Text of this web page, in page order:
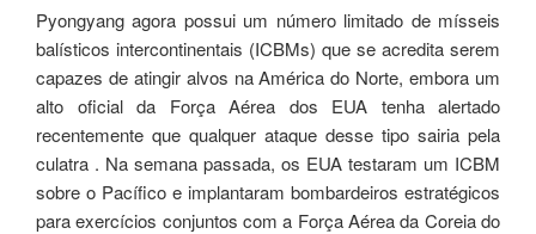
Pyongyang agora possui um número limitado de mísseis
balísticos intercontinentais (ICBMs) que se acredita serem
capazes de atingir alvos na América do Norte, embora um
alto oficial da Força Aérea dos EUA tenha alertado
recentemente que qualquer ataque desse tipo sairia pela
culatra . Na semana passada, os EUA testaram um ICBM
sobre o Pacífico e implantaram bombardeiros estratégicos
para exercícios conjuntos com a Força Aérea da Coreia do